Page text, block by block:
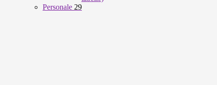
Personale 29